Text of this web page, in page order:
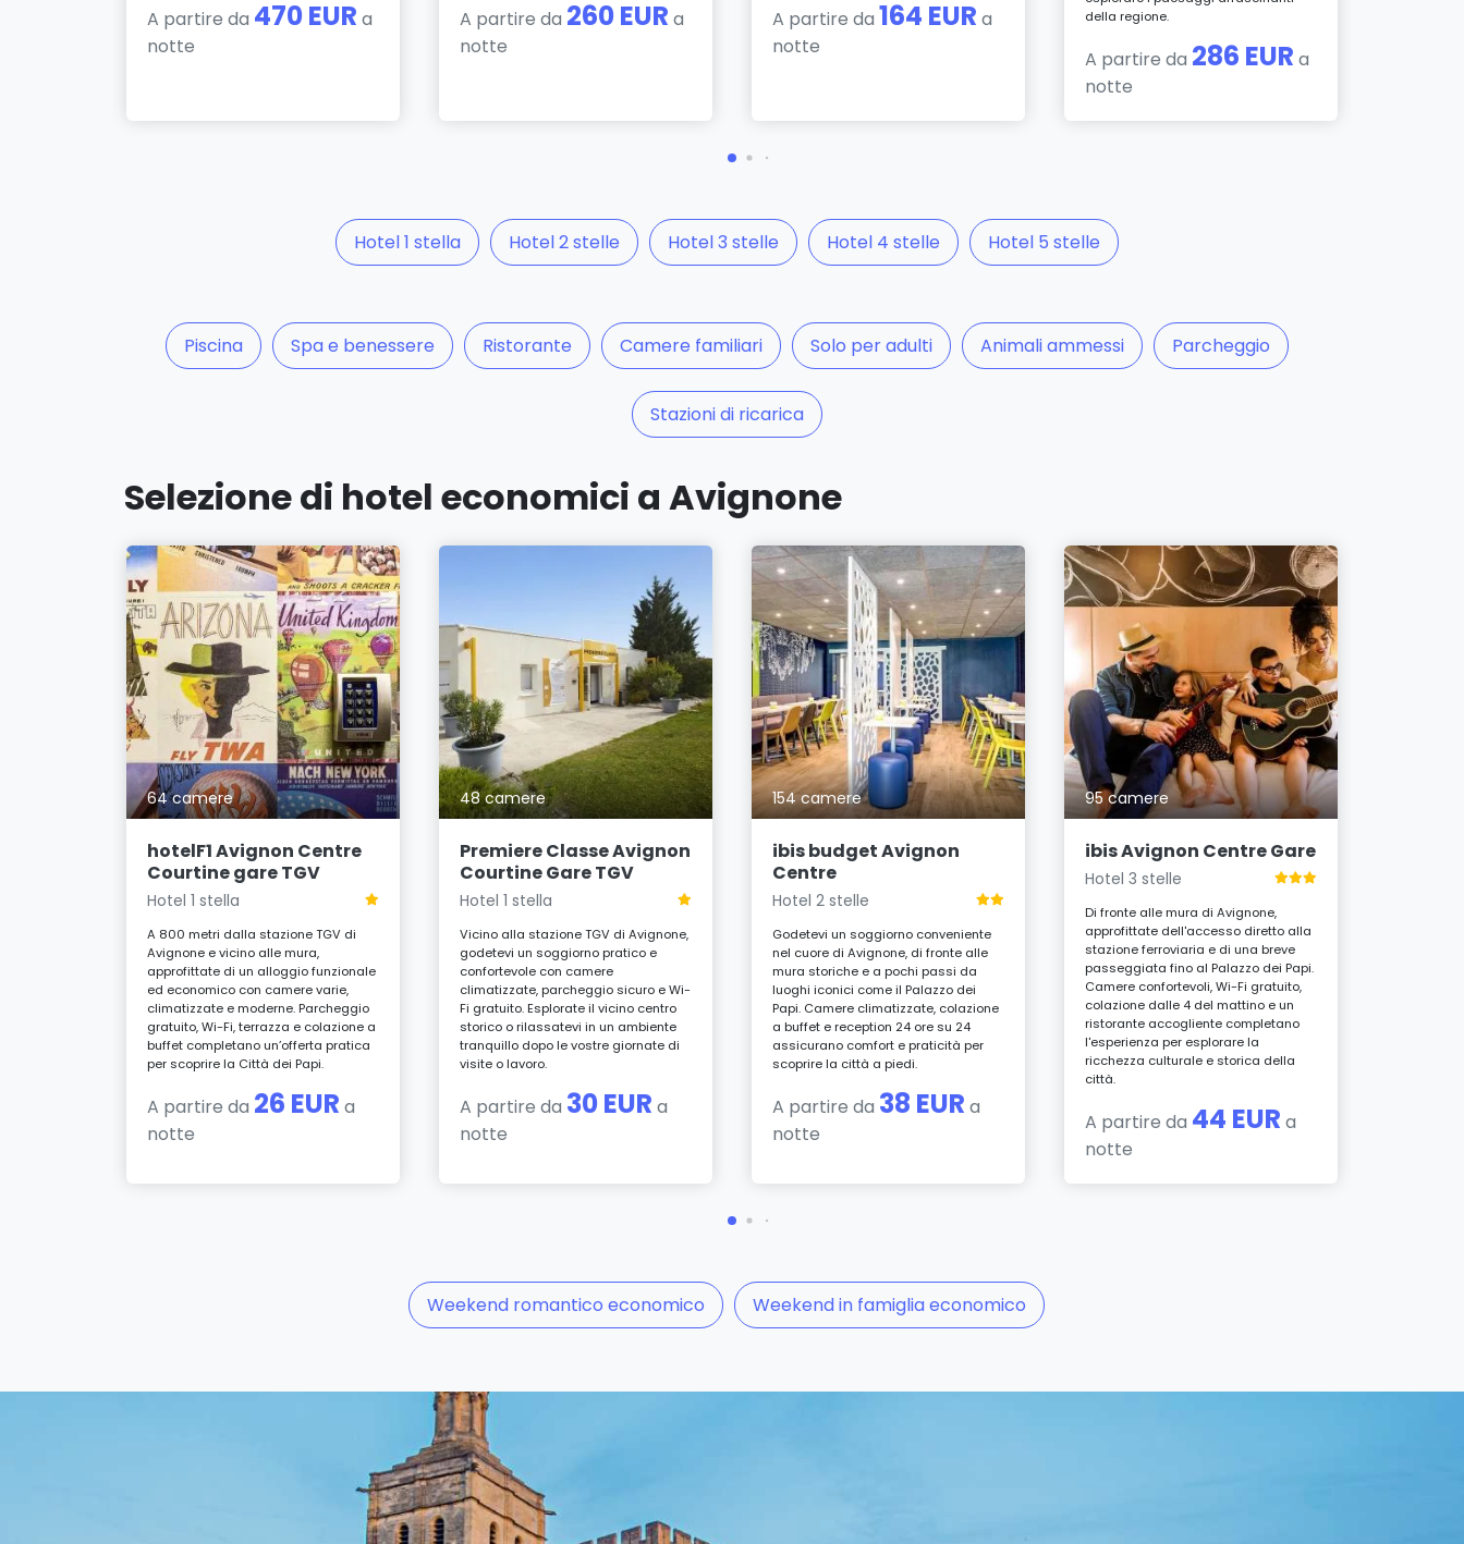
A partire da 470 EUR a
notte
A partire da 260 EUR a
notte
A partire da 164 EUR a
notte
della regione.
A partire da 286 EUR a
notte
Hotel 1 stella Hotel 2 stelle Hotel 3 stelle Hotel 4 stelle Hotel 5 stelle
Piscina Spa e benessere Ristorante Camere familiari Solo per adulti Animali ammessi Parcheggio
Stazioni di ricarica
Selezione di hotel economici a Avignone
64 camere
hotelF1 Avignon Centre
Courtine gare TGV
Hotel 1 stella
A 800 metri dalla stazione TGV di
Avignone e vicino alle mura,
approfittate di un alloggio funzionale
ed economico con camere varie,
climatizzate e moderne. Parcheggio
gratuito, Wi-Fi, terrazza e colazione a
buffet completano un’offerta pratica
per scoprire la Città dei Papi.
A partire da 26 EUR a
notte
48 camere
Premiere Classe Avignon
Courtine Gare TGV
Hotel 1 stella
Vicino alla stazione TGV di Avignone,
godetevi un soggiorno pratico e
confortevole con camere
climatizzate, parcheggio sicuro e Wi-
Fi gratuito. Esplorate il vicino centro
storico o rilassatevi in un ambiente
tranquillo dopo le vostre giornate di
visite o lavoro.
A partire da 30 EUR a
notte
154 camere
ibis budget Avignon
Centre
Hotel 2 stelle
Godetevi un soggiorno conveniente
nel cuore di Avignone, di fronte alle
mura storiche e a pochi passi da
luoghi iconici come il Palazzo dei
Papi. Camere climatizzate, colazione
a buffet e reception 24 ore su 24
assicurano comfort e praticità per
scoprire la città a piedi.
A partire da 38 EUR a
notte
95 camere
ibis Avignon Centre Gare
Hotel 3 stelle
Di fronte alle mura di Avignone,
approfittate dell'accesso diretto alla
stazione ferroviaria e di una breve
passeggiata fino al Palazzo dei Papi.
Camere confortevoli, Wi-Fi gratuito,
colazione dalle 4 del mattino e un
ristorante accogliente completano
l'esperienza per esplorare la
ricchezza culturale e storica della
città.
A partire da 44 EUR a
notte
Weekend romantico economico Weekend in famiglia economico